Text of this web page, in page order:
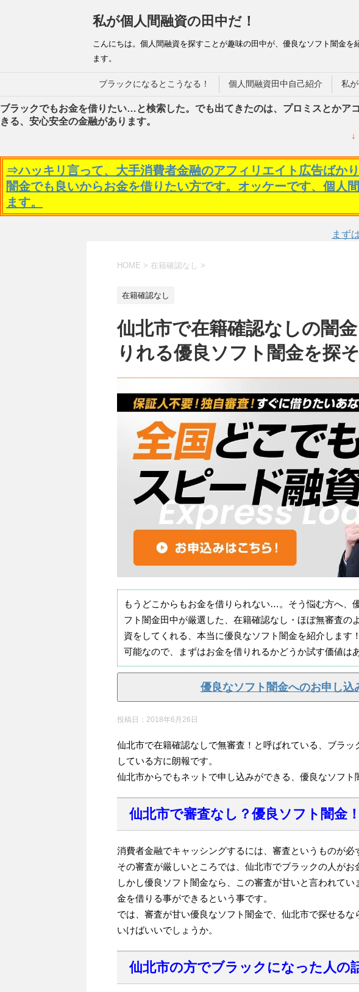
私が個人間融資の田中だ！
こんにちは。個人間融資を探すことが趣味の田中が、優良なソフト闇金
ます。
ブラックになるとこうなる！ 個人間融資田中自己紹介 私
ブラックでもお金を借りたい…と検索した。でも出てきたのは、プロミスとかア
きる、安心安全の金融があります。
⇒ハッキリ言って、大手消費者金融のアフィリエイト広告ばか
闇金でも良いからお金を借りたい方です。オッケーです、個人
ます。
まず
HOME > 在籍確認なし >
在籍確認なし
仙北市で在籍確認なしの闇
りれる優良ソフト闇金を探
もうどこからもお金を借りられない…。そう悩む方へ、
フト闇金田中が厳選した、在籍確認なし・ほぼ無審査の
資をしてくれる、本当に優良なソフト闇金を紹介します
可能なので、まずはお金を借りれるかどうか試す価値は
優良なソフト闇金へのお申し込
投稿日： 2018年6月26日
仙北市で在籍確認なしで無審査！と呼ばれている、ブラ
している方に朗報です。
仙北市からでもネットで申し込みができる、優良なソフト
仙北市で審査なし？優良ソフト闇金！
消費者金融でキャッシングするには、審査というものが必
その審査が厳しいところでは、仙北市でブラックの人がお
しかし優良ソフト闇金なら、この審査が甘いと言われて
金を借りる事ができるという事です。
では、審査が甘い優良なソフト闇金で、仙北市で探せる
いけばいいでしょうか。
仙北市の方でブラックになった人の